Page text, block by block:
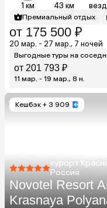
1 км 43 км
Премиальный отдых
от 175 500 ₽
20 мар. - 27 мар., 7 ночей
Выгодные туры на
от 201 793 ₽
11 мар. - 19 мар., 8 н.
Кешбэк + 3 909
курорт
Россия
Novotel Resort
Krasnaya